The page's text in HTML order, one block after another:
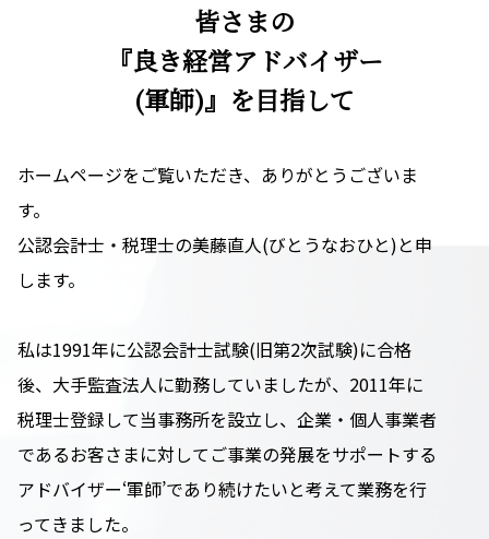
皆さまの
『良き経営アドバイザー
(軍師)』を目指して
ホームページをご覧いただき、ありがとうございま
す。
公認会計士・税理士の美藤直人(びとうなおひと)と申
します。
私は1991年に公認会計士試験(旧第2次試験)に合格
後、大手監査法人に勤務していましたが、2011年に
税理士登録して当事務所を設立し、企業・個人事業者
であるお客さまに対してご事業の発展をサポートする
アドバイザー‘軍師’であり続けたいと考えて業務を行
ってきました。